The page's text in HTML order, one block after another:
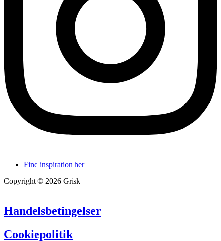
Find inspiration her
Copyright © 2026 Grisk
Handelsbetingelser
Cookiepolitik